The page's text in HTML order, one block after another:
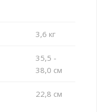
3,6 кг
35,5 -
38,0 см
22,8 cм